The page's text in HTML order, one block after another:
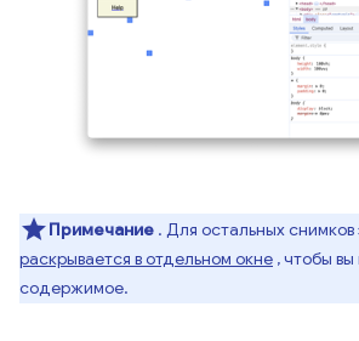
Примечание . Для остальных
раскрывается в отдельном окне , чтобы
содержимое.